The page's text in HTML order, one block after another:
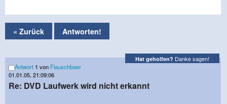
« Zurück Antworten!
Hat geholfen? Danke sagen!
Antwort 1 von Flauschbaer
01.01.05, 21:09:06
Re: DVD Laufwerk wird nicht erkannt